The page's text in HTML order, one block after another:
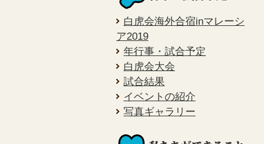
白虎会海外合宿inマレーシ
ア2019
年行事・試合予定
白虎会大会
試合結果
イベントの紹介
写真ギャラリー